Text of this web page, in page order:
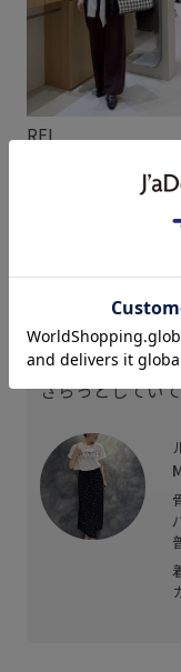
REI
スタッフレビュ
トレンドのレー
身長158cmで、
さらっとしてい